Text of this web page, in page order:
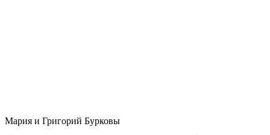
Мария и Григорий Бурковы